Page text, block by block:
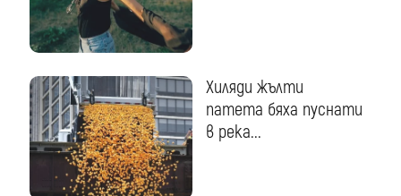
Хиляди жълти
патета бяха пуснати
в река...